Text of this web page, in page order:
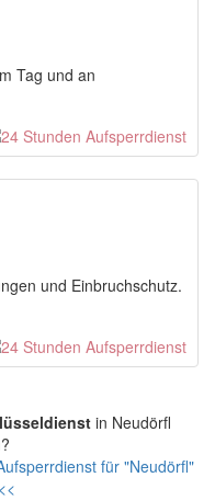
Tag und an
und Einbruchschutz.
in Neudörfl
für "Neudörfl"